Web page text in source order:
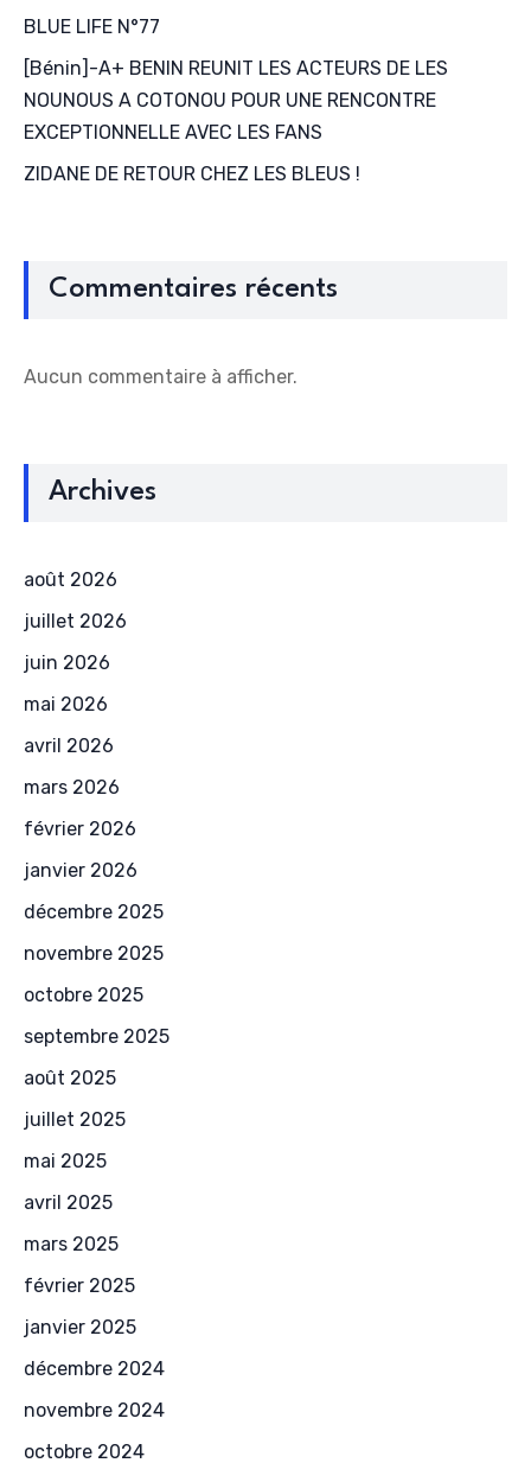
BLUE LIFE N°77
[Bénin]-A+ BENIN REUNIT LES ACTEURS DE LES
NOUNOUS A COTONOU POUR UNE RENCONTRE
EXCEPTIONNELLE AVEC LES FANS
ZIDANE DE RETOUR CHEZ LES BLEUS !
Commentaires récents
Aucun commentaire à afficher.
Archives
août 2026
juillet 2026
juin 2026
mai 2026
avril 2026
mars 2026
février 2026
janvier 2026
décembre 2025
novembre 2025
octobre 2025
septembre 2025
août 2025
juillet 2025
mai 2025
avril 2025
mars 2025
février 2025
janvier 2025
décembre 2024
novembre 2024
octobre 2024